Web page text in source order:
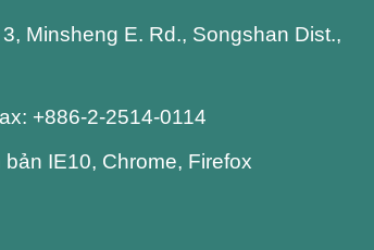
Minsheng E. Rd., Songshan Dist.,
+886-2-2514-0114
IE10, Chrome, Firefox